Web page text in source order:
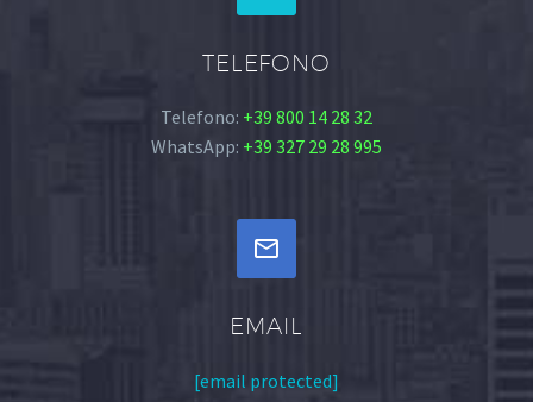
TELEFONO
Telefono: +39 800 14 28 32
WhatsApp: +39 327 29 28 995


EMAIL
[email protected]